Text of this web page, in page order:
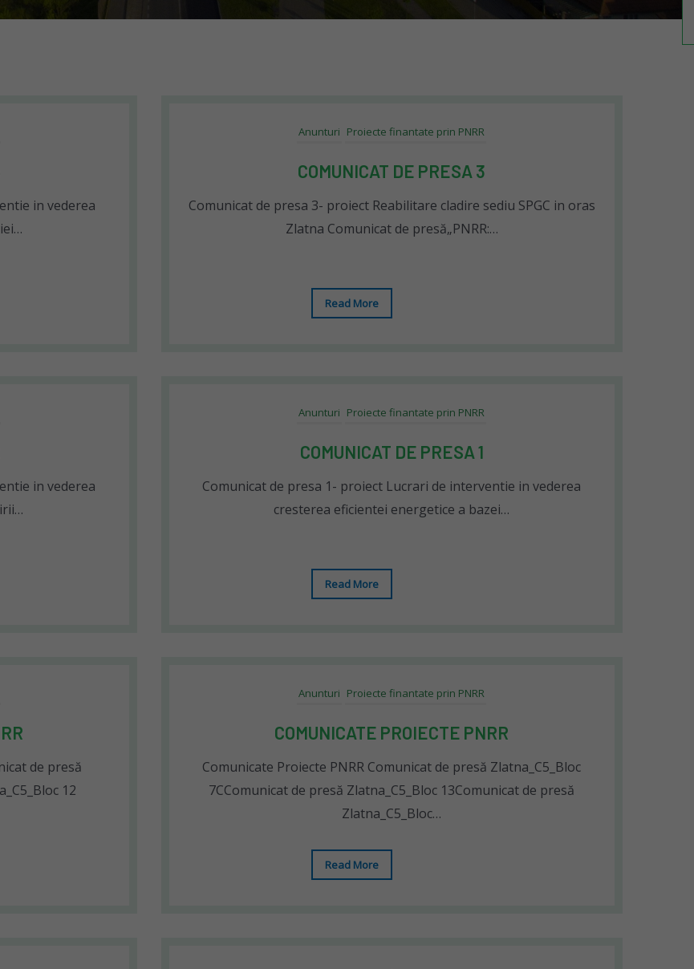
in vederea
Anunturi Proiecte finantate prin PNRR
COMUNICAT DE PRESA 3
Comunicat de presa 3- proiect Reabilitare cladire sediu SPGC in oras
Zlatna Comunicat de presă„PNRR:…
Read More
in vederea
Anunturi Proiecte finantate prin PNRR
COMUNICAT DE PRESA 1
Comunicat de presa 1- proiect Lucrari de interventie in vederea
cresterea eficientei energetice a bazei…
Read More
de presă
12
Anunturi Proiecte finantate prin PNRR
COMUNICATE PROIECTE PNRR
Comunicate Proiecte PNRR Comunicat de presă Zlatna_C5_Bloc
7CComunicat de presă Zlatna_C5_Bloc 13Comunicat de presă
Zlatna_C5_Bloc…
Read More